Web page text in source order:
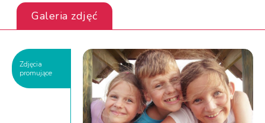
Galeria zdjęć
Zdjęcia
promujące